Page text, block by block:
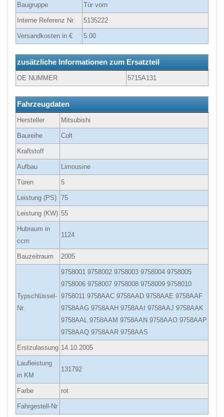
Baugruppe Tür vorn
Interne Referenz Nr. 5135222
Versandkosten in € 5.00
zusätzliche Informationen zum Ersatzteil
OE NUMMER 5715A131
Fahrzeugdaten
Hersteller Mitsubishi
Baureihe Colt
Kraftstoff
Aufbau Limousine
Türen 5
Leistung (PS) 75
Leistung (KW) 55
Hubraum in
ccm
1124
Bauzeitraum 2005
Typschlüssel-
Nr.
9758001 9758002 9758003 9758004 9758005
9758006 9758007 9758008 9758009 9758010
9758011 9758AAC 9758AAD 9758AAE 9758AAF
9758AAG 9758AAH 9758AAI 9758AAJ 9758AAK
9758AAL 9758AAM 9758AAN 9758AAO 9758AAP
9758AAQ 9758AAR 9758AAS
Erstzulassung 14.10.2005
Laufleistung
in KM
131792
Farbe rot
Fahrgestell-Nr